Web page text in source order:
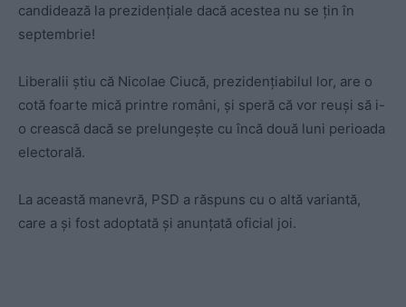
candidează la prezidențiale dacă acestea nu se țin în
septembrie!
Liberalii știu că Nicolae Ciucă, prezidențiabilul lor, are o
cotă foarte mică printre români, și speră că vor reuși să i-
o crească dacă se prelungește cu încă două luni perioada
electorală.
La această manevră, PSD a răspuns cu o altă variantă,
care a și fost adoptată și anunțată oficial joi.